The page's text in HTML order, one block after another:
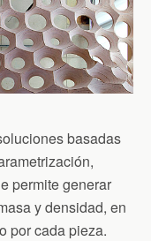
basadas
permite generar
y densidad, en
por cada pieza.